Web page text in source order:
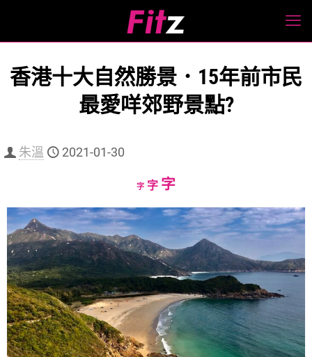
香港十大自然勝景．15年前市民
最愛咩郊野景點?
朱溫 2021-01-30
字Decrease
size.
字Reset
size.
字Increase
size.